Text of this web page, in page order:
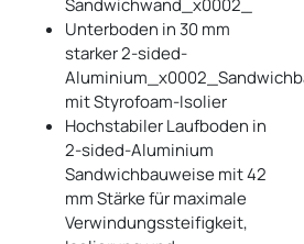
Sandwichwand_x0002_
Unterboden in 30 mm
starker 2-sided-
mit Styrofoam-Isolier
Hochstabiler Laufboden in
2-sided-Aluminium
Sandwichbauweise mit 42
mm Stärke für maximale
Verwindungssteifigkeit,